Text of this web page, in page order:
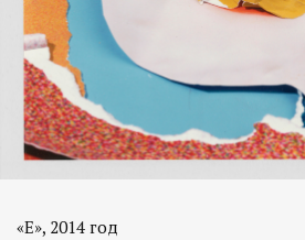
«E», 2014 год